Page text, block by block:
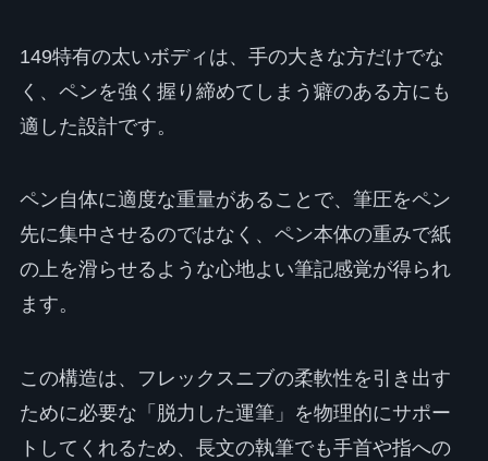
149特有の太いボディは、手の大きな方だけでな
く、ペンを強く握り締めてしまう癖のある方にも
適した設計です。
ペン自体に適度な重量があることで、筆圧をペン
先に集中させるのではなく、ペン本体の重みで紙
の上を滑らせるような心地よい筆記感覚が得られ
ます。
この構造は、フレックスニブの柔軟性を引き出す
ために必要な「脱力した運筆」を物理的にサポー
トしてくれるため、長文の執筆でも手首や指への